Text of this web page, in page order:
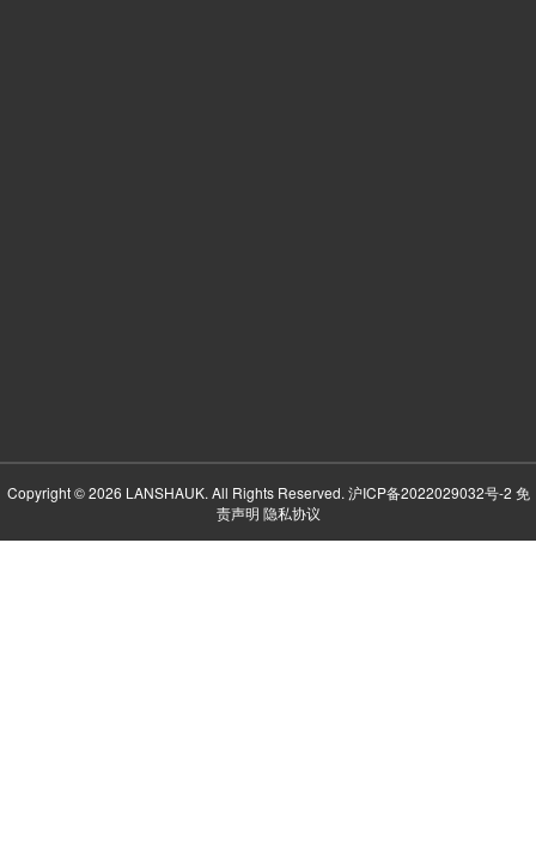
Copyright © 2026 LANSHAUK. All Rights Reserved. 沪ICP备2022029032号-2 免
责声明 隐私协议